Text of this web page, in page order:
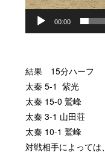
ー
00:00
結果 15分ハーフ
太秦 5-1 紫光
太秦 15-0鷲峰
太秦 3-1 山田荘
太秦 10-1鷲峰
対戦相手によっては、